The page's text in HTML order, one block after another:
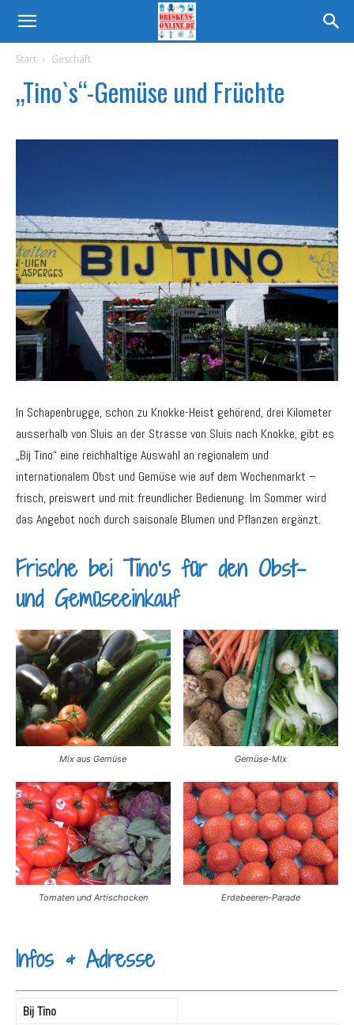
Start Geschäft
„Tino`s“-Gemüse und Früchte
In Schapenbrugge, schon zu Knokke-Heist gehörend, drei Kilometer
ausserhalb von Sluis an der Strasse von Sluis nach Knokke, gibt es
„Bij Tino“ eine reichhaltige Auswahl an regionalem und
internationalem Obst und Gemüse wie auf dem Wochenmarkt –
frisch, preiswert und mit freundlicher Bedienung. Im Sommer wird
das Angebot noch durch saisonale Blumen und Pflanzen ergänzt.
Frische bei Tino’s für den Obst-
und Gemüseeinkauf
Mix aus Gemüse Gemüse-MIx
Tomaten und Artischocken Erdebeeren-Parade
Infos & Adresse
Bij Tino